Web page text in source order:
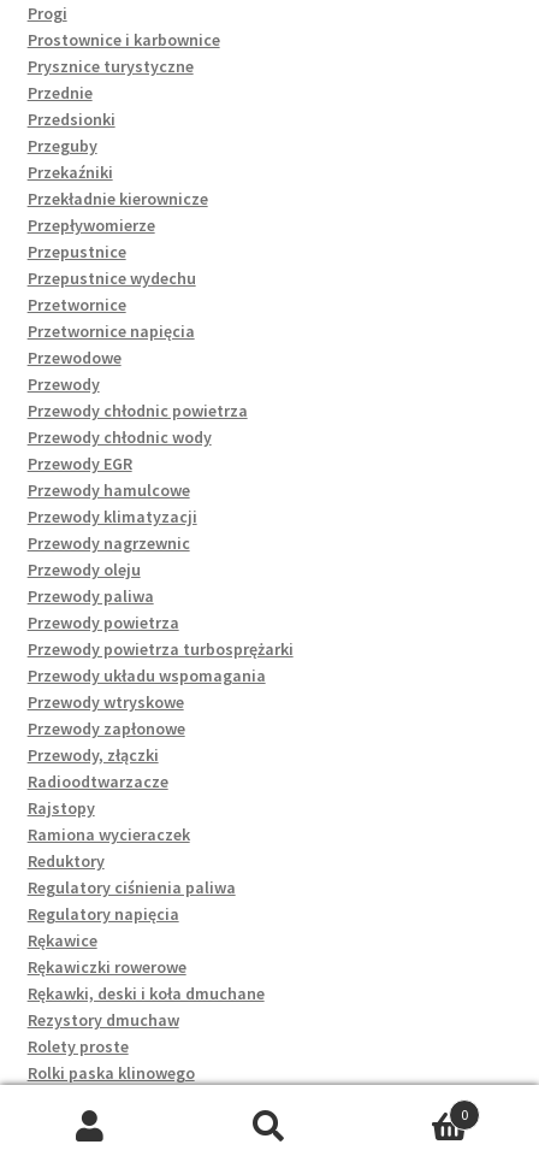
Progi
Prostownice i karbownice
Prysznice turystyczne
Przednie
Przedsionki
Przeguby
Przekaźniki
Przekładnie kierownicze
Przepływomierze
Przepustnice
Przepustnice wydechu
Przetwornice
Przetwornice napięcia
Przewodowe
Przewody
Przewody chłodnic powietrza
Przewody chłodnic wody
Przewody EGR
Przewody hamulcowe
Przewody klimatyzacji
Przewody nagrzewnic
Przewody oleju
Przewody paliwa
Przewody powietrza
Przewody powietrza turbosprężarki
Przewody układu wspomagania
Przewody wtryskowe
Przewody zapłonowe
Przewody, złączki
Radioodtwarzacze
Rajstopy
Ramiona wycieraczek
Reduktory
Regulatory ciśnienia paliwa
Regulatory napięcia
Rękawice
Rękawiczki rowerowe
Rękawki, deski i koła dmuchane
Rezystory dmuchaw
Rolety proste
Rolki paska klinowego
Rozruszniki
0